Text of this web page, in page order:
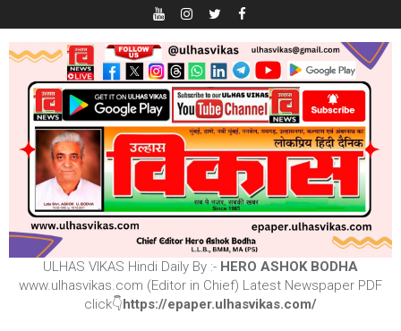
ULHAS VIKAS Hindi Daily By :- HERO ASHOK BODHA
www.ulhasvikas.com (Editor in Chief) Latest Newspaper PDF
click👇https://epaper.ulhasvikas.com/